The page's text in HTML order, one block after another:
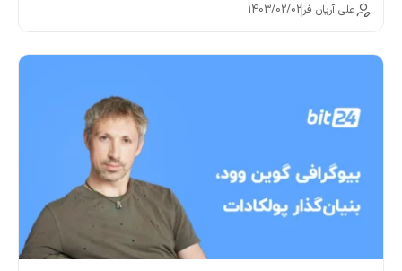
علی آریان فر1403/02/02